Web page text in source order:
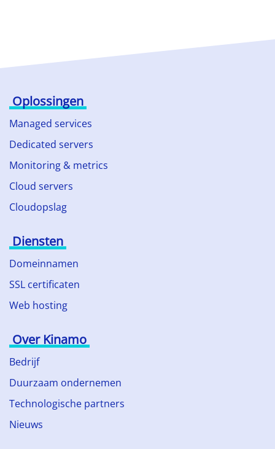
Oplossingen
Managed services
Dedicated servers
Monitoring & metrics
Cloud servers
Cloudopslag
Diensten
Domeinnamen
SSL certificaten
Web hosting
Over Kinamo
Bedrijf
Duurzaam ondernemen
Technologische partners
Nieuws